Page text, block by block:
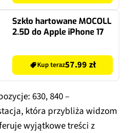
Szkło hartowane MOCOLL
2.5D do Apple iPhone 17
Kup teraz57.99 zł
630, 840 –
która przybliża widzom
wyjątkowe treści z